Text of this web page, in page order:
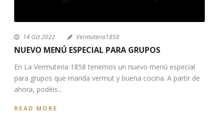
14 Oct 2022 Vermuteria1858
NUEVO MENÚ ESPECIAL PARA GRUPOS
En La Vermuteria 1858 tenemos un nuevo menú especial
para grupos que marida vermut y buena cocina. A partir de
ahora, podéis...
READ MORE